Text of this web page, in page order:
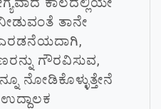
ತಾನೇ
ಎರಡನೆಯದಾಗಿ,
ಗೌರವಿಸುವ,
ನೋಡಿಕೊಳ್ಳುತ್ತೇನೆ
ಉದ್ದಾಲಕ